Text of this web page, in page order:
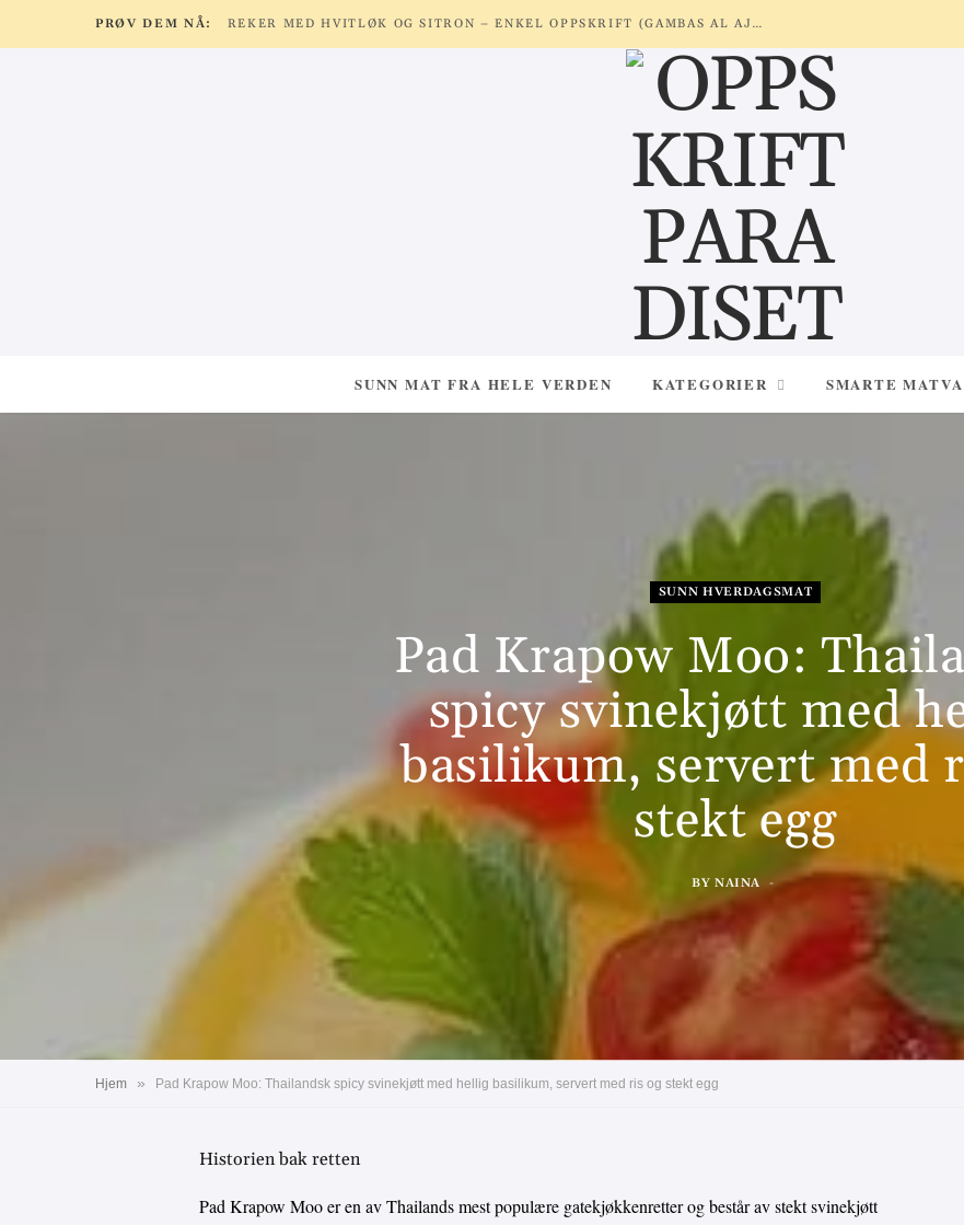
PRØV DEM NÅ: REKER MED HVITLØK OG SITRON – ENKEL OPPSKRIFT (GAMBAS AL AJILLO)
SUNN MAT FRA HELE VERDEN KATEGORIER SMARTE
SUNN HVERDAGSMAT
Pad Krapow Moo:
spicy svinekjøtt med
basilikum, servert med
stekt egg
BY NAINA
Hjem » Pad Krapow Moo: Thailandsk spicy svinekjøtt med hellig basilikum, servert med ris og stekt egg
Historien bak retten
Pad Krapow Moo er en av Thailands mest populære gatekjøkkenretter og består av stekt svinekjøtt